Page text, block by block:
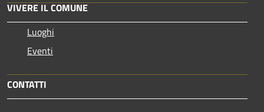
VIVERE IL COMUNE
Luoghi
Eventi
CONTATTI